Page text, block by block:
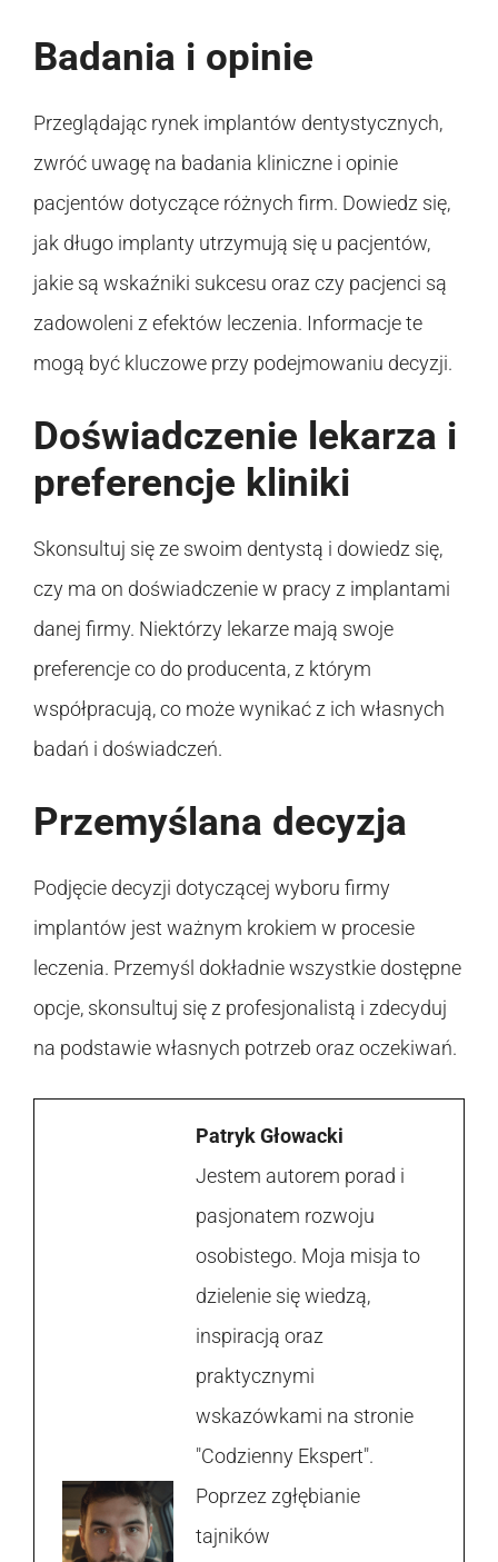
Badania i opinie
Przeglądając rynek implantów dentystycznych,
zwróć uwagę na badania kliniczne i opinie
pacjentów dotyczące różnych firm. Dowiedz się,
jak długo implanty utrzymują się u pacjentów,
jakie są wskaźniki sukcesu oraz czy pacjenci są
zadowoleni z efektów leczenia. Informacje te
mogą być kluczowe przy podejmowaniu decyzji.
Doświadczenie lekarza i
preferencje kliniki
Skonsultuj się ze swoim dentystą i dowiedz się,
czy ma on doświadczenie w pracy z implantami
danej firmy. Niektórzy lekarze mają swoje
preferencje co do producenta, z którym
współpracują, co może wynikać z ich własnych
badań i doświadczeń.
Przemyślana decyzja
Podjęcie decyzji dotyczącej wyboru firmy
implantów jest ważnym krokiem w procesie
leczenia. Przemyśl dokładnie wszystkie dostępne
opcje, skonsultuj się z profesjonalistą i zdecyduj
na podstawie własnych potrzeb oraz oczekiwań.
Patryk Głowacki
Jestem autorem porad i
pasjonatem rozwoju
osobistego. Moja misja to
dzielenie się wiedzą,
inspiracją oraz
praktycznymi
wskazówkami na stronie
"Codzienny Ekspert".
Poprzez zgłębianie
tajników